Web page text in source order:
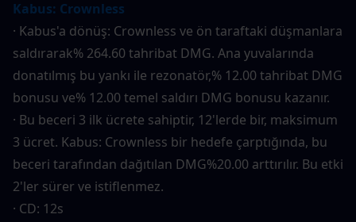
Kabus: Crownless
· Kabus'a dönüş: Crownless ve ön taraftaki düşmanlara
saldırarak% 264.60 tahribat DMG. Ana yuvalarında
donatılmış bu yankı ile rezonatör,% 12.00 tahribat DMG
bonusu ve% 12.00 temel saldırı DMG bonusu kazanır.
· Bu beceri 3 ilk ücrete sahiptir, 12'lerde bir, maksimum
3 ücret. Kabus: Crownless bir hedefe çarptığında, bu
beceri tarafından dağıtılan DMG%20.00 arttırılır. Bu etki
2'ler sürer ve istiflenmez.
· CD: 12s